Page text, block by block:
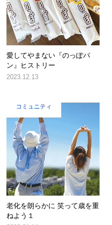
愛してやまない『のっぽパ
ン』ヒストリー
2023.12.13
コミュニティ
老化を朗らかに 笑って歳を重
ねよう１